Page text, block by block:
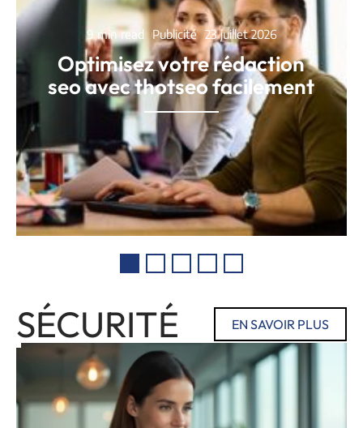
9 min read Publicité 23 juillet 2026
Optimisez votre rédaction
seo avec thotseo facilement
SÉCURITÉ EN SAVOIR PLUS